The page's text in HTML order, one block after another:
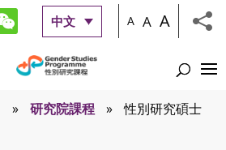
中文 A A A
» 研究院課程 »
性別研究碩士